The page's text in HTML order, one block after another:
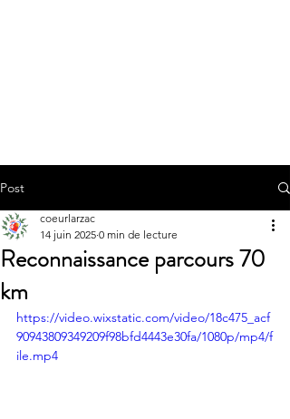
Post
Reconnaissance parcours 70
km
coeurlarzac
14 juin 2025 0 min de lecture
https://video.wixstatic.com/video/18c475_acf
90943809349209f98bfd4443e30fa/1080p/mp4/f
ile.mp4